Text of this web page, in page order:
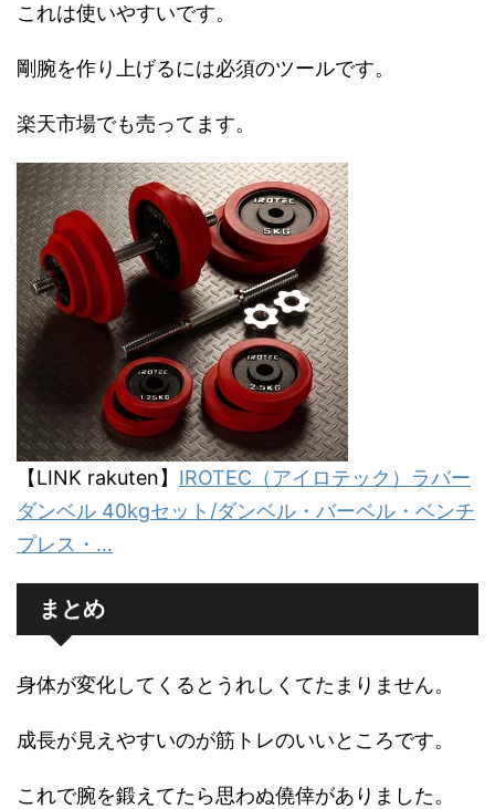
これは使いやすいです。
剛腕を作り上げるには必須のツールです。
楽天市場でも売ってます。
【LINK rakuten】 IROTEC（アイロテック）ラバー
ダンベル 40kgセット/ダンベル・バーベル・ベンチ
プレス・…
まとめ
身体が変化してくるとうれしくてたまりません。
成長が見えやすいのが筋トレのいいところです。
これで腕を鍛えてたら思わぬ僥倖がありました。